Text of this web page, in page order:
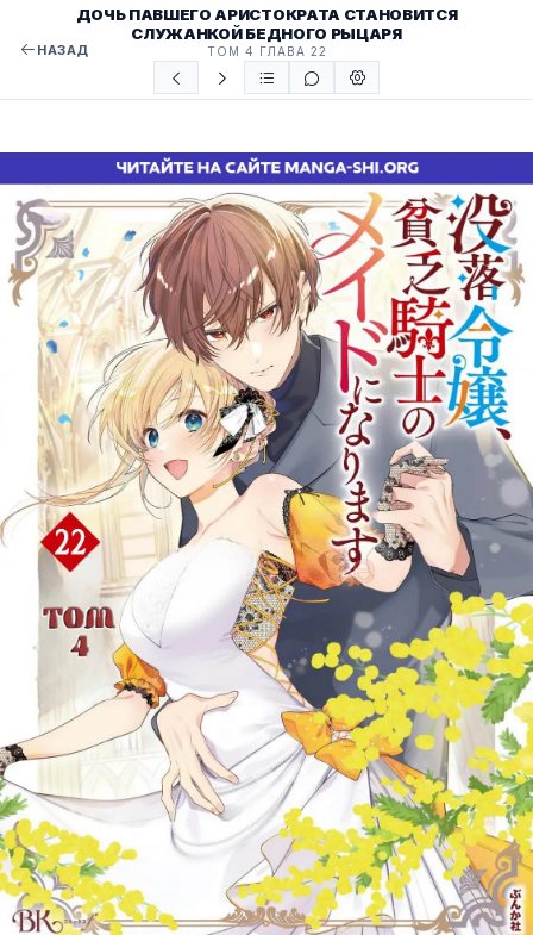
НАЗАД
ДОЧЬ ПАВШЕГО АРИСТОКРАТА СТАНОВИТСЯ
СЛУЖАНКОЙ БЕДНОГО РЫЦАРЯ
ТОМ 4 ГЛАВА 22